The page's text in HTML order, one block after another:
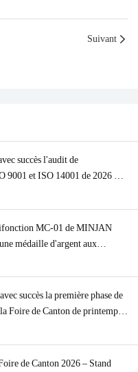
Suivant
succès l'audit de
et ISO 14001 de 2026 –
fours et les machines à café
MC-01 de MINJAN
médaille d'argent aux
succès la première phase de
Foire de Canton de printemps
viande.
de Canton 2026 – Stand